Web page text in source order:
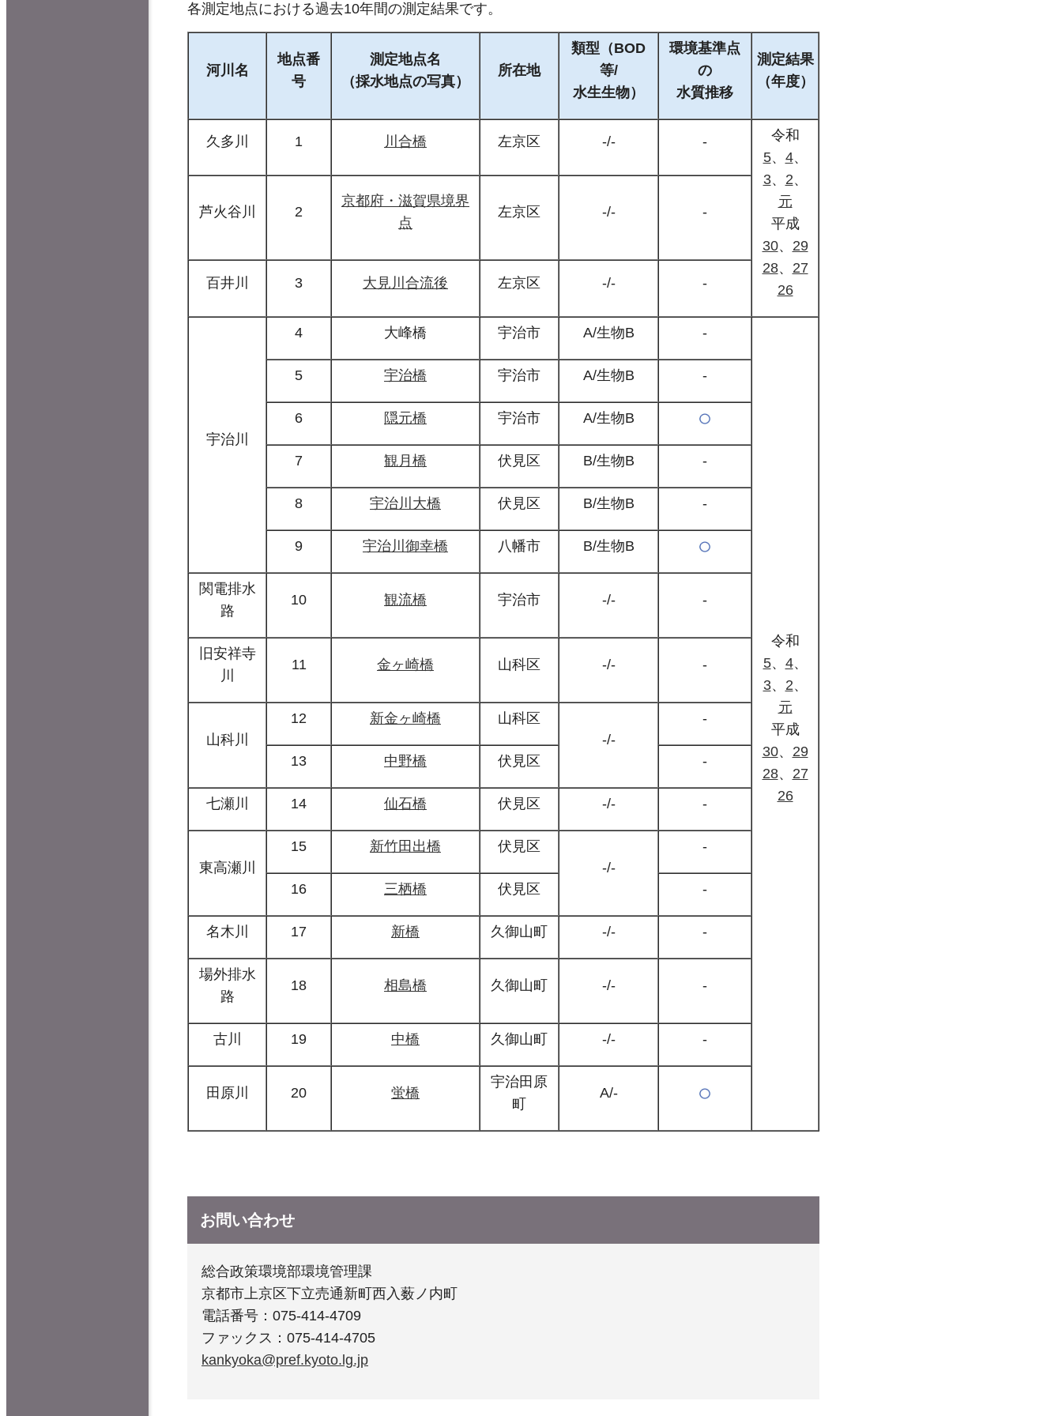
各測定地点における過去10年間の測定結果です。
河川名
地点番
号
測定地点名
（採水地点の写真）
所在地
類型（BOD
等/
水生生物）
環境基準点
の
水質推移
測定結果
（年度）
久多川 1 川合橋 左京区 -/- -
令和
5、 4、
3、 2、
元
平成
30、 29
28、 27
26
芦火谷川 2
京都府・滋賀県境界
点
左京区 -/- -
百井川 3 大見川合流後 左京区 -/- -
宇治川
4 大峰橋 宇治市 A/生物B -
令和
5、 4、
3、 2、
元
平成
30、 29
28、 27
26
5 宇治橋 宇治市 A/生物B -
6 隠元橋 宇治市 A/生物B
7 観月橋 伏見区 B/生物B -
8 宇治川大橋 伏見区 B/生物B -
9 宇治川御幸橋 八幡市 B/生物B
関電排水
路
10 観流橋 宇治市 -/- -
旧安祥寺
川
11 金ヶ崎橋 山科区 -/- -
山科川
12 新金ヶ崎橋
山科区
-/-
-
13 中野橋 伏見区 -
七瀬川 14 仙石橋 伏見区 -/- -
東高瀬川
15 新竹田出橋
伏見区
-/-
-
16 三栖橋 伏見区 -
名木川 17 新橋 久御山町 -/- -
場外排水
路
18 相島橋 久御山町 -/- -
古川 19 中橋 久御山町 -/- -
田原川 20 蛍橋
宇治田原
町
A/-
お問い合わせ
総合政策環境部環境管理課
京都市上京区下立売通新町西入薮ノ内町
電話番号：075-414-4709
ファックス：075-414-4705
kankyoka@pref.kyoto.lg.jp